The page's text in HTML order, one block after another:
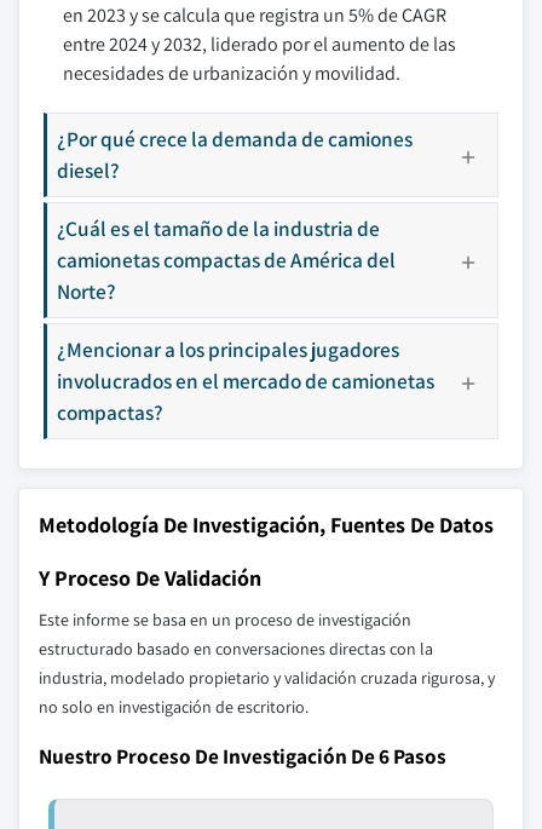
en 2023 y se calcula que registra un 5% de CAGR
entre 2024 y 2032, liderado por el aumento de las
necesidades de urbanización y movilidad.
¿Por qué crece la demanda de camiones
diesel?
¿Cuál es el tamaño de la industria de
camionetas compactas de América del
Norte?
¿Mencionar a los principales jugadores
involucrados en el mercado de camionetas
compactas?
Metodología De Investigación, Fuentes De Datos
Y Proceso De Validación
Este informe se basa en un proceso de investigación
estructurado basado en conversaciones directas con la
industria, modelado propietario y validación cruzada rigurosa, y
no solo en investigación de escritorio.
Nuestro Proceso De Investigación De 6 Pasos